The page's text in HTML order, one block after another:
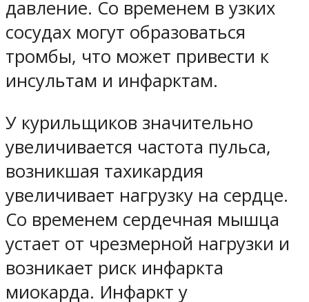
давление. Со временем в узких
сосудах могут образоваться
тромбы, что может привести к
инсультам и инфарктам.
У курильщиков значительно
увеличивается частота пульса,
возникшая тахикардия
увеличивает нагрузку на сердце.
Со временем сердечная мышца
устает от чрезмерной нагрузки и
возникает риск инфаркта
миокарда. Инфаркт у